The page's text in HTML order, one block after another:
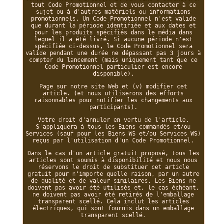
tout Code Promotionnel et de vous contacter à ce
sujet ou à d'autres matériels ou informations
promotionnels. Un Code Promotionnel n'est valide
que durant la période identifiée et aux dates et
pour les produits spécifiés dans le média dans
lequel il a été livré. Si aucune période n'est
spécifiée ci-dessus, le Code Promotionnel sera
valide pendant une durée ne dépassant pas 3 jours à
compter du lancement (mais uniquement tant que ce
Code Promotionnel particulier est encore
disponible).
Page sur notre site Web et (v) modifier cet
article. (et nous utiliserons des efforts
raisonnables pour notifier les changements aux
participants).
Votre droit d'annuler en vertu de l'article.
S'appliquera à tous les Biens commandés et/ou
Services (sauf pour les Biens WS et/ou Services WS)
reçus par l'utilisation d'un Code Promotionnel.
Dans le cas d'un article gratuit proposé, tous les
articles sont soumis à disponibilité et nous nous
réservons le droit de substituer cet article
gratuit pour n'importe quelle raison, par un autre
de qualité et de valeur similaires. Les Biens ne
doivent pas avoir été utilisés et, le cas échéant,
ne doivent pas avoir été retirés de l'emballage
transparent scellé. Cela inclut les articles
électriques, qui sont fournis dans un emballage
transparent scellé.